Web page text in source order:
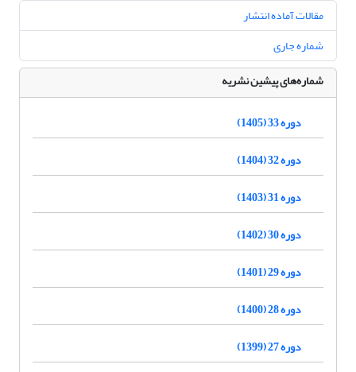
مقالات آماده انتشار
شماره جاری
شماره‌های پیشین نشریه
دوره 33 (1405)
دوره 32 (1404)
دوره 31 (1403)
دوره 30 (1402)
دوره 29 (1401)
دوره 28 (1400)
دوره 27 (1399)